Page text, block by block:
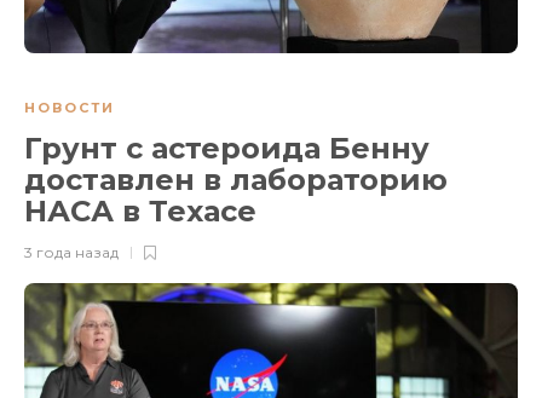
НОВОСТИ
Грунт с астероида Бенну
доставлен в лабораторию
НАСА в Техасе
3 года назад